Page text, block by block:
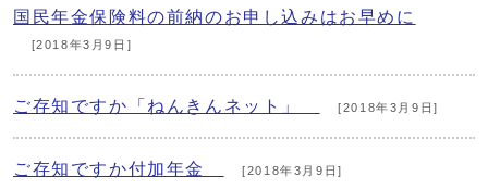
国民年金保険料の前納のお申し込みはお早めに
[2018年3月9日]
ご存知ですか「ねんきんネット」 [2018年3月9日]
ご存知ですか付加年金 [2018年3月9日]